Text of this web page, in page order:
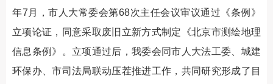
年7月，市人大常委会第68次主任会议审议通过《条例》
立项论证，同意采取废旧立新方式制定《北京市测绘地理
信息条例》。立项通过后，我委会同市人大法工委、城建
环保办、市司法局联动压茬推进工作，共同研究形成了目